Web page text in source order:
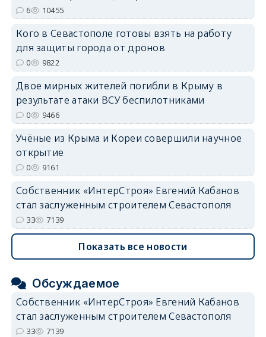
6 10455
Кого в Севастополе готовы взять на работу
для защиты города от дронов
0 9822
Двое мирных жителей погибли в Крыму в
результате атаки ВСУ беспилотниками
0 9466
Учёные из Крыма и Кореи совершили научное
открытие
0 9161
Собственник «ИнтерСтроя» Евгений Кабанов
стал заслуженным строителем Севастополя
33 7139
Показать все новости
Обсуждаемое
Собственник «ИнтерСтроя» Евгений Кабанов
стал заслуженным строителем Севастополя
33 7139